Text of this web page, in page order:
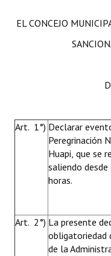
EL CONCEJO
Art. 1°) Declarar
Peregrinación
Huapi, que se
saliendo
horas.
Art. 2°) La presente
obligatoriedad
de la